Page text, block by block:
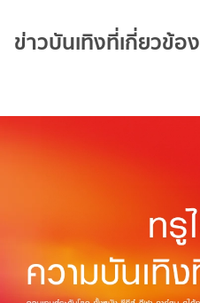
ข่าวบันเทิงที่เกี่ยวข้อง